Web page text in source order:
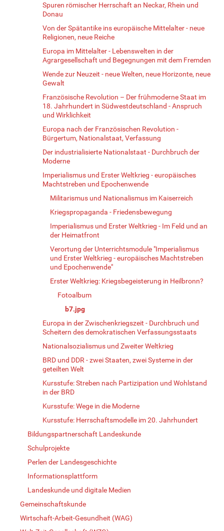
Spuren römischer Herrschaft an Neckar, Rhein und
Donau
Von der Spätantike ins europäische Mittelalter - neue
Religionen, neue Reiche
Europa im Mittelalter - Lebenswelten in der
Agrargesellschaft und Begegnungen mit dem Fremden
Wende zur Neuzeit - neue Welten, neue Horizonte, neue
Gewalt
Französische Revolution – Der frühmoderne Staat im
18. Jahrhundert in Südwestdeutschland - Anspruch
und Wirklichkeit
Europa nach der Französischen Revolution -
Bürgertum, Nationalstaat, Verfassung
Der industrialisierte Nationalstaat - Durchbruch der
Moderne
Imperialismus und Erster Weltkrieg - europäisches
Machtstreben und Epochenwende
Militarismus und Nationalismus im Kaiserreich
Kriegspropaganda - Friedensbewegung
Imperialismus und Erster Weltkrieg - Im Feld und an
der Heimatfront
Verortung der Unterrichtsmodule "Imperialismus
und Erster Weltkrieg - europäisches Machtstreben
und Epochenwende"
Erster Weltkrieg: Kriegsbegeisterung in Heilbronn?
Fotoalbum
b7.jpg
Europa in der Zwischenkriegszeit - Durchbruch und
Scheitern des demokratischen Verfassungsstaats
Nationalsozialismus und Zweiter Weltkrieg
BRD und DDR - zwei Staaten, zwei Systeme in der
geteilten Welt
Kursstufe: Streben nach Partizipation und Wohlstand
in der BRD
Kursstufe: Wege in die Moderne
Kursstufe: Herrschaftsmodelle im 20. Jahrhundert
Bildungspartnerschaft Landeskunde
Schulprojekte
Perlen der Landesgeschichte
Informationsplattform
Landeskunde und digitale Medien
Gemeinschaftskunde
Wirtschaft-Arbeit-Gesundheit (WAG)